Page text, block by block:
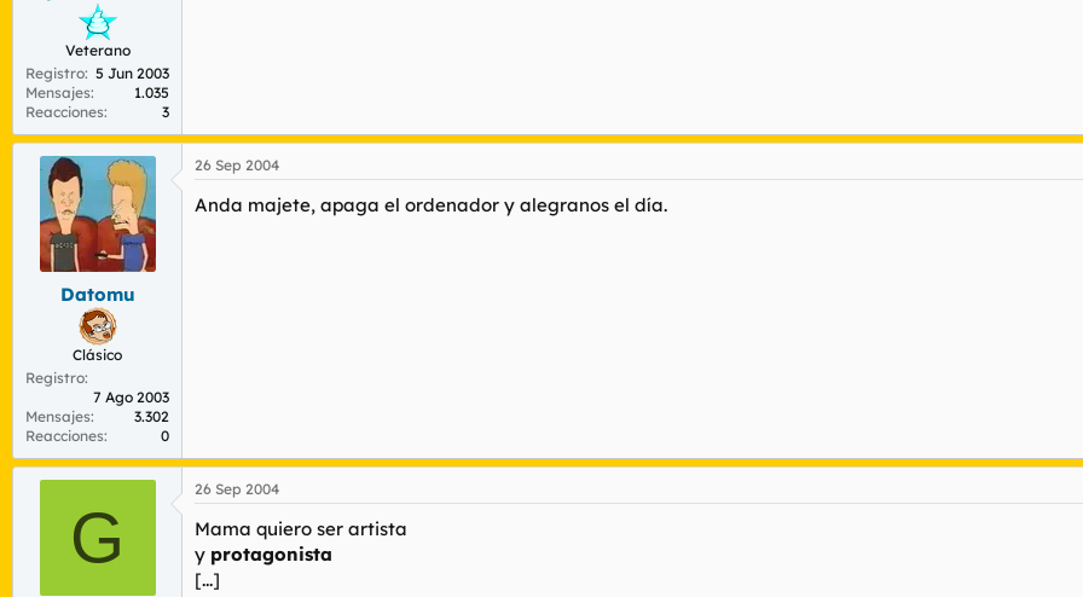
Veterano
Registro 5 Jun 2003
Mensajes
1.035
Reacciones
3
Datomu
Clásico
Registro
7 Ago 2003
Mensajes
3.302
Reacciones
0
26 Sep 2004
Anda majete, apaga el ordenador y alegranos el día.
G
26 Sep 2004
Mama quiero ser artista
y protagonista
[...]